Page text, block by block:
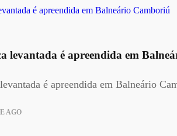
levantada é apreendida em
é apreendida em Balneário
AGO